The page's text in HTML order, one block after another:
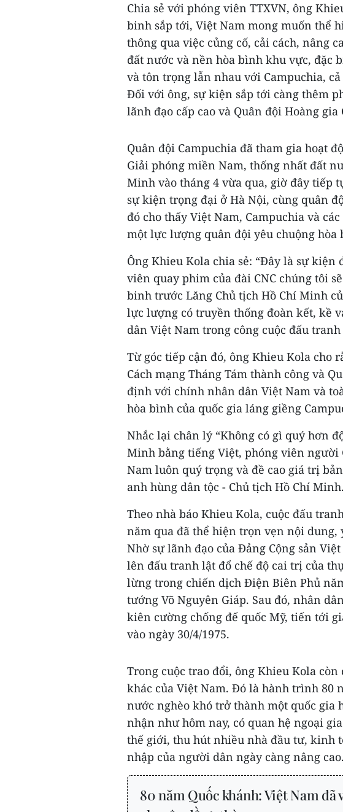
Chia sẻ với phóng viên TTXVN, ông
binh sắp tới, Việt Nam mong muốn thể
thông qua việc củng cố, cải cách, nâng
đất nước và nền hòa bình khu vực, đặc
và tôn trọng lẫn nhau với Campuchia,
Đối với ông, sự kiện sắp tới càng thêm
lãnh đạo cấp cao và Quân đội Hoàng gia
Quân đội Campuchia đã tham gia hoạt
Giải phóng miền Nam, thống nhất đất
Minh vào tháng 4 vừa qua, giờ đây tiếp
sự kiện trọng đại ở Hà Nội, cùng quân
đó cho thấy Việt Nam, Campuchia và
một lực lượng quân đội yêu chuộng hòa
Ông Khieu Kola chia sẻ: “Đây là sự
viên quay phim của đài CNC chúng tôi
binh trước Lăng Chủ tịch Hồ Chí Minh
lực lượng có truyền thống đoàn kết, kề
dân Việt Nam trong công cuộc đấu
Từ góc tiếp cận đó, ông Khieu Kola cho
Cách mạng Tháng Tám thành công và
định với chính nhân dân Việt Nam và
hòa bình của quốc gia láng giềng
Nhắc lại chân lý “Không có gì quý hơn
Minh bằng tiếng Việt, phóng viên người
Nam luôn quý trọng và đề cao giá trị
anh hùng dân tộc - Chủ tịch Hồ Chí Minh.
Theo nhà báo Khieu Kola, cuộc đấu
năm qua đã thể hiện trọn vẹn nội dung,
Nhờ sự lãnh đạo của Đảng Cộng sản
lên đấu tranh lật đổ chế độ cai trị của
lừng trong chiến dịch Điện Biên Phủ
tướng Võ Nguyên Giáp. Sau đó, nhân
kiên cường chống đế quốc Mỹ, tiến tới
vào ngày 30/4/1975.
Trong cuộc trao đổi, ông Khieu Kola còn
khác của Việt Nam. Đó là hành trình
nước nghèo khó trở thành một quốc
nhận như hôm nay, có quan hệ ngoại
thế giới, thu hút nhiều nhà đầu tư, kinh
nhập của người dân ngày càng nâng
80 năm Quốc khánh: Việt Nam đã